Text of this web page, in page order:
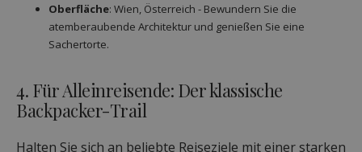
Oberfläche: Wien, Österreich - Bewundern Sie die
atemberaubende Architektur und genießen Sie eine
Sachertorte.
4. Für Alleinreisende: Der klassische
Backpacker-Trail
Halten Sie sich an beliebte Reiseziele mit einer starken